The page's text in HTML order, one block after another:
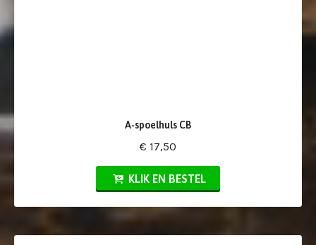
A-spoelhuls CB
€ 17,50
KLIK EN BESTEL